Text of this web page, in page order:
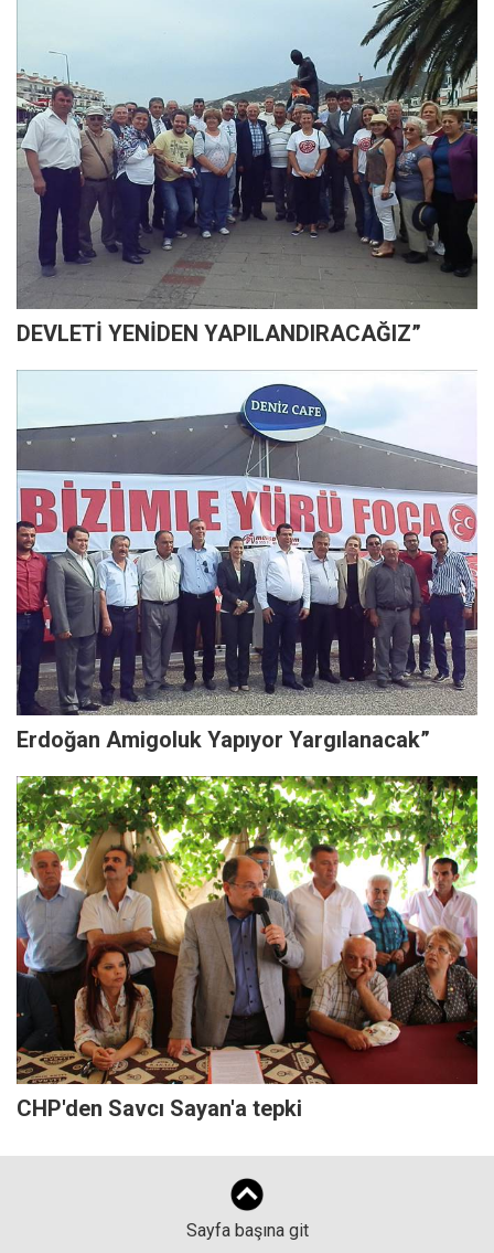
DEVLETİ YENİDEN YAPILANDIRACAĞIZ”
Erdoğan Amigoluk Yapıyor Yargılanacak”
CHP'den Savcı Sayan'a tepki
Sayfa başına git